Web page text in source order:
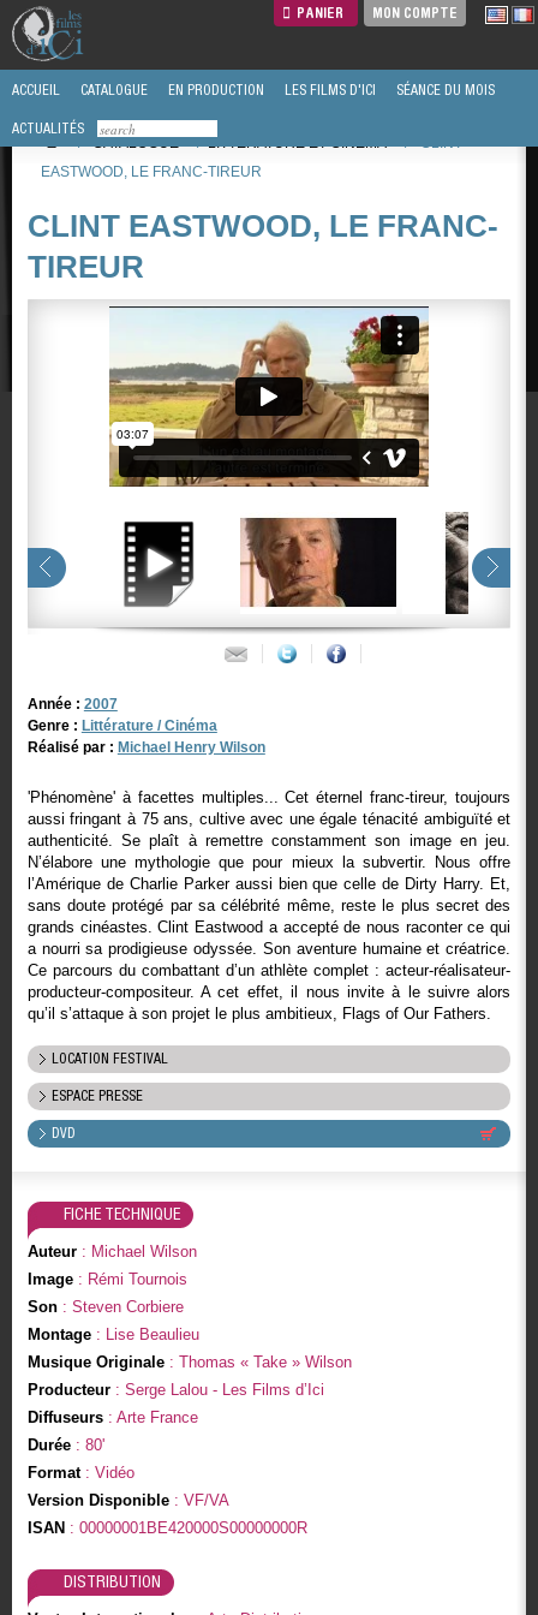
PANIER MON COMPTE
ACCUEIL CATALOGUE EN PRODUCTION LES FILMS D'ICI SÉANCE DU MOIS
ACTUALITÉS
/
CATALOGUE / LITTÉRATURE ET CINEMA /
CLINT
EASTWOOD, LE FRANC-TIREUR
CLINT EASTWOOD, LE FRANC-
TIREUR
Année : 2007
Genre : Littérature / Cinéma
Réalisé par : Michael Henry Wilson
'Phénomène' à facettes multiples... Cet éternel franc-tireur, toujours
aussi fringant à 75 ans, cultive avec une égale ténacité ambiguïté et
authenticité. Se plaît à remettre constamment son image en jeu.
N’élabore une mythologie que pour mieux la subvertir. Nous offre
l’Amérique de Charlie Parker aussi bien que celle de Dirty Harry. Et,
sans doute protégé par sa célébrité même, reste le plus secret des
grands cinéastes. Clint Eastwood a accepté de nous raconter ce qui
a nourri sa prodigieuse odyssée. Son aventure humaine et créatrice.
Ce parcours du combattant d’un athlète complet : acteur-réalisateur-
producteur-compositeur. A cet effet, il nous invite à le suivre alors
qu’il s’attaque à son projet le plus ambitieux, Flags of Our Fathers.
LOCATION FESTIVAL
ESPACE PRESSE
DVD
FICHE TECHNIQUE
Auteur: Michael Wilson
Image: Rémi Tournois
Son: Steven Corbiere
Montage: Lise Beaulieu
Musique Originale: Thomas « Take » Wilson
Producteur: Serge Lalou - Les Films d’Ici
Diffuseurs: Arte France
Durée: 80'
Format: Vidéo
Version Disponible: VF/VA
ISAN : 00000001BE420000S00000000R
DISTRIBUTION